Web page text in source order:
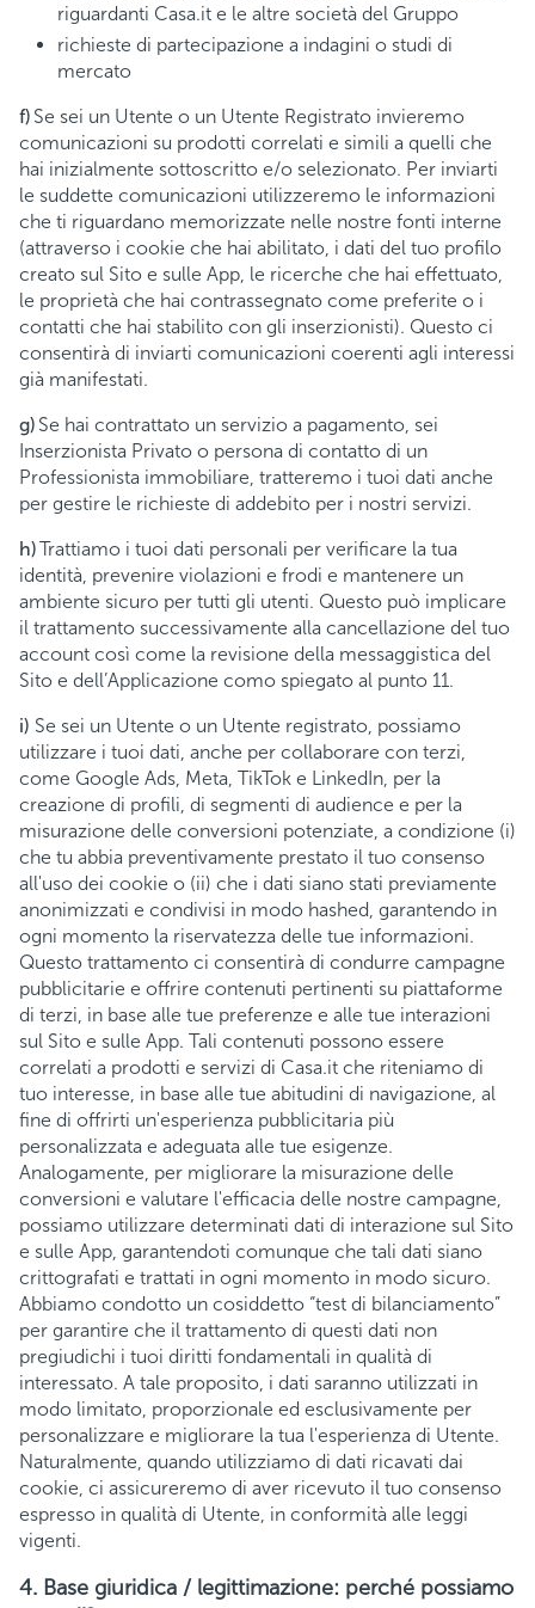
riguardanti Casa.it e le altre società del Gruppo
richieste di partecipazione a indagini o studi di
mercato
f) Se sei un Utente o un Utente Registrato invieremo
comunicazioni su prodotti correlati e simili a quelli che
hai inizialmente sottoscritto e/o selezionato. Per inviarti
le suddette comunicazioni utilizzeremo le informazioni
che ti riguardano memorizzate nelle nostre fonti interne
(attraverso i cookie che hai abilitato, i dati del tuo profilo
creato sul Sito e sulle App, le ricerche che hai effettuato,
le proprietà che hai contrassegnato come preferite o i
contatti che hai stabilito con gli inserzionisti). Questo ci
consentirà di inviarti comunicazioni coerenti agli interessi
già manifestati.
g) Se hai contrattato un servizio a pagamento, sei
Inserzionista Privato o persona di contatto di un
Professionista immobiliare, tratteremo i tuoi dati anche
per gestire le richieste di addebito per i nostri servizi.
h)Trattiamo i tuoi dati personali per verificare la tua
identità, prevenire violazioni e frodi e mantenere un
ambiente sicuro per tutti gli utenti. Questo può implicare
il trattamento successivamente alla cancellazione del tuo
account così come la revisione della messaggistica del
Sito e dell’Applicazione como spiegato al punto 11.
i) Se sei un Utente o un Utente registrato, possiamo
utilizzare i tuoi dati, anche per collaborare con terzi,
come Google Ads, Meta, TikTok e LinkedIn, per la
creazione di profili, di segmenti di audience e per la
misurazione delle conversioni potenziate, a condizione (i)
che tu abbia preventivamente prestato il tuo consenso
all'uso dei cookie o (ii) che i dati siano stati previamente
anonimizzati e condivisi in modo hashed, garantendo in
ogni momento la riservatezza delle tue informazioni.
Questo trattamento ci consentirà di condurre campagne
pubblicitarie e offrire contenuti pertinenti su piattaforme
di terzi, in base alle tue preferenze e alle tue interazioni
sul Sito e sulle App. Tali contenuti possono essere
correlati a prodotti e servizi di Casa.it che riteniamo di
tuo interesse, in base alle tue abitudini di navigazione, al
fine di offrirti un'esperienza pubblicitaria più
personalizzata e adeguata alle tue esigenze.
Analogamente, per migliorare la misurazione delle
conversioni e valutare l'efficacia delle nostre campagne,
possiamo utilizzare determinati dati di interazione sul Sito
e sulle App, garantendoti comunque che tali dati siano
crittografati e trattati in ogni momento in modo sicuro.
Abbiamo condotto un cosiddetto “test di bilanciamento”
per garantire che il trattamento di questi dati non
pregiudichi i tuoi diritti fondamentali in qualità di
interessato. A tale proposito, i dati saranno utilizzati in
modo limitato, proporzionale ed esclusivamente per
personalizzare e migliorare la tua l'esperienza di Utente.
Naturalmente, quando utilizziamo di dati ricavati dai
cookie, ci assicureremo di aver ricevuto il tuo consenso
espresso in qualità di Utente, in conformità alle leggi
vigenti.
4. Base giuridica / legittimazione: perché possiamo